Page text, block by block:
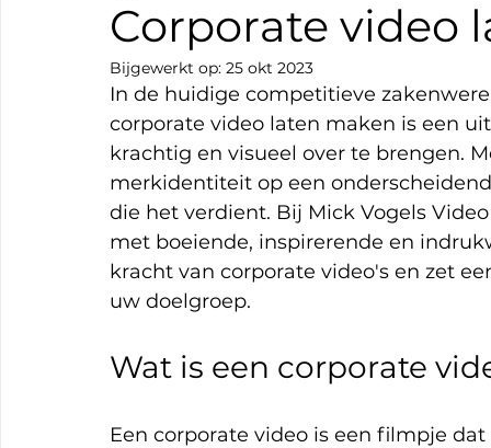
Corporate video
Bijgewerkt op: 25 okt 2023
In de huidige competitieve
corporate video laten maken is een
krachtig en visueel over te brengen.
merkidentiteit op een
die het verdient. Bij Mick Vogels
met boeiende, inspirerende en
kracht van corporate video's en zet
uw doelgroep.
Wat is een corporate
Een corporate video is een filmpje